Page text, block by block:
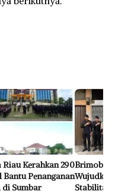
Kerahkan 290
Bantu Penanganan
di Sumbar
Brimob
Stabilitas